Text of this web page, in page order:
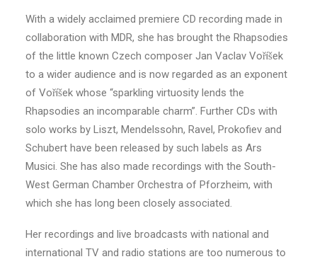
With a widely acclaimed premiere CD recording made in
collaboration with MDR, she has brought the Rhapsodies
of the little known Czech composer Jan Vaclav Voříšek
to a wider audience and is now regarded as an exponent
of Voříšek whose “sparkling virtuosity lends the
Rhapsodies an incomparable charm”. Further CDs with
solo works by Liszt, Mendelssohn, Ravel, Prokofiev and
Schubert have been released by such labels as Ars
Musici. She has also made recordings with the South-
West German Chamber Orchestra of Pforzheim, with
which she has long been closely associated.
Her recordings and live broadcasts with national and
international TV and radio stations are too numerous to